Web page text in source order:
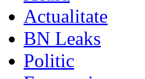
Actualitate
BN Leaks
Politic